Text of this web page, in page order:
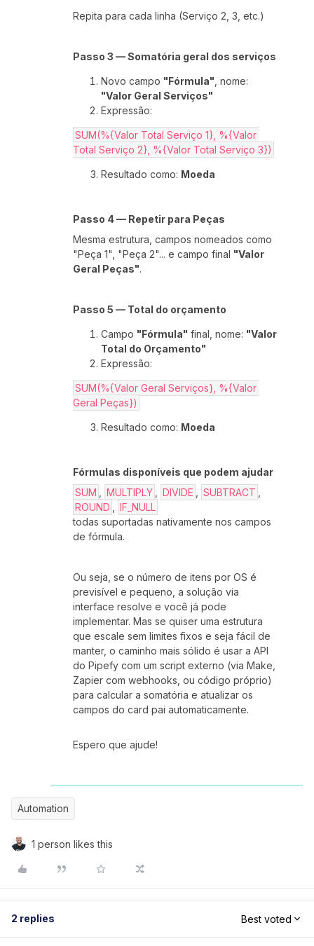
Repita para cada linha (Serviço 2, 3, etc.)
Passo 3 — Somatória geral dos serviços
Novo campo "Fórmula" , nome:
"Valor Geral Serviços"
Expressão:
SUM(%{Valor Total Serviço 1}, %{Valor
Total Serviço 2}, %{Valor Total Serviço 3})
Resultado como: Moeda
Passo 4 — Repetir para Peças
Mesma estrutura, campos nomeados como
"Peça 1", "Peça 2"... e campo final "Valor
Geral Peças".
Passo 5 — Total do orçamento
Campo "Fórmula" final, nome: "Valor
Total do Orçamento"
Expressão:
SUM(%{Valor Geral Serviços}, %{Valor
Geral Peças})
Resultado como: Moeda
Fórmulas disponíveis que podem ajudar
SUM
MULTIPLY DIVIDE SUBTRACT
ROUND
IF_NULL
todas suportadas nativamente nos campos
de fórmula.
Ou seja, se o número de itens por OS é
previsível e pequeno, a solução via
interface resolve e você já pode
implementar. Mas se quiser uma estrutura
que escale sem limites fixos e seja fácil de
manter, o caminho mais sólido é usar a API
do Pipefy com um script externo (via Make,
Zapier com webhooks, ou código próprio)
para calcular a somatória e atualizar os
campos do card pai automaticamente.
Espero que ajude!
Automation
1 person likes this
2 replies Best voted